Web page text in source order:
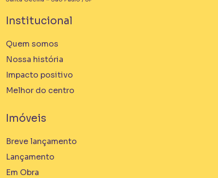
Institucional
Quem somos
Nossa história
Impacto positivo
Melhor do centro
Imóveis
Breve lançamento
Lançamento
Em Obra
Em Obra
Bem Viver Albuquerque Lins
Projeto EHMP com unidades de HIS 1, HMP e R2V